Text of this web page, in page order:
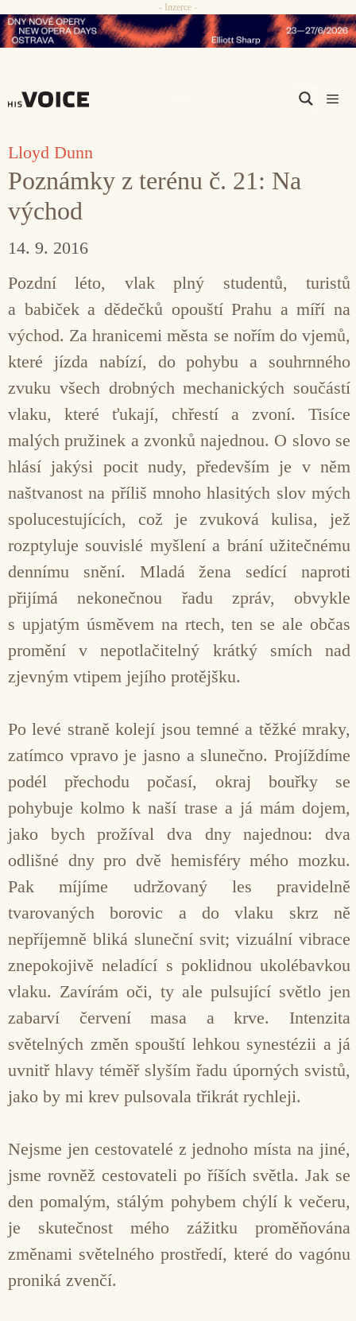
Přeskočit
na
- Inzerce -
Lloyd Dunn
Poznámky z terénu č. 21: Na
východ
14. 9. 2016
Pozdní léto, vlak plný studentů, turistů
a babiček a dědečků opouští Prahu a míří na
východ. Za hranicemi města se nořím do vjemů,
které jízda nabízí, do pohybu a souhrnného
zvuku všech drobných mechanických součástí
vlaku, které ťukají, chřestí a zvoní. Tisíce
malých pružinek a zvonků najednou. O slovo se
hlásí jakýsi pocit nudy, především je v něm
naštvanost na příliš mnoho hlasitých slov mých
spolucestujících, což je zvuková kulisa, jež
rozptyluje souvislé myšlení a brání užitečnému
dennímu snění. Mladá žena sedící naproti
přijímá nekonečnou řadu zpráv, obvykle
s upjatým úsměvem na rtech, ten se ale občas
promění v nepotlačitelný krátký smích nad
zjevným vtipem jejího protějšku.
Po levé straně kolejí jsou temné a těžké mraky,
zatímco vpravo je jasno a slunečno. Projíždíme
podél přechodu počasí, okraj bouřky se
pohybuje kolmo k naší trase a já mám dojem,
jako bych prožíval dva dny najednou: dva
odlišné dny pro dvě hemisféry mého mozku.
Pak míjíme udržovaný les pravidelně
tvarovaných borovic a do vlaku skrz ně
nepříjemně bliká sluneční svit; vizuální vibrace
znepokojivě neladící s poklidnou ukolébavkou
vlaku. Zavírám oči, ty ale pulsující světlo jen
zabarví červení masa a krve. Intenzita
světelných změn spouští lehkou synestézii a já
uvnitř hlavy téměř slyším řadu úporných svistů,
jako by mi krev pulsovala třikrát rychleji.
Nejsme jen cestovatelé z jednoho místa na jiné,
jsme rovněž cestovateli po říších světla. Jak se
den pomalým, stálým pohybem chýlí k večeru,
je skutečnost mého zážitku proměňována
změnami světelného prostředí, které do vagónu
proniká zvenčí.